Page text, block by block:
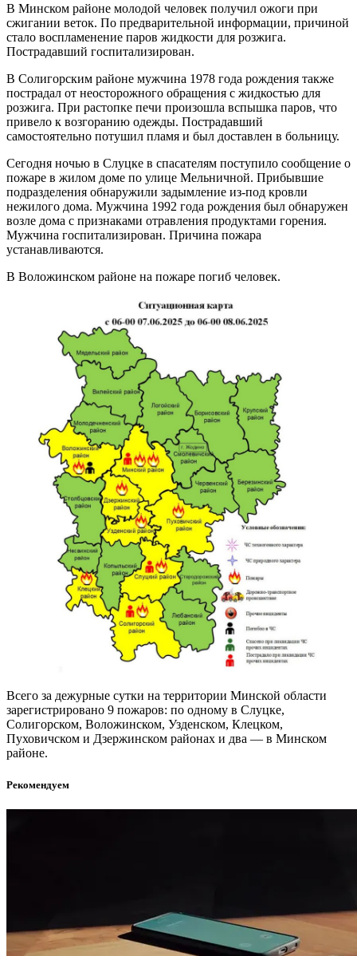
В Минском районе молодой человек получил ожоги при
сжигании веток. По предварительной информации, причиной
стало воспламенение паров жидкости для розжига.
Пострадавший госпитализирован.
В Солигорским районе мужчина 1978 года рождения также
пострадал от неосторожного обращения с жидкостью для
розжига. При растопке печи произошла вспышка паров, что
привело к возгоранию одежды. Пострадавший
самостоятельно потушил пламя и был доставлен в больницу.
Сегодня ночью в Слуцке в спасателям поступило сообщение о
пожаре в жилом доме по улице Мельничной. Прибывшие
подразделения обнаружили задымление из-под кровли
нежилого дома. Мужчина 1992 года рождения был обнаружен
возле дома с признаками отравления продуктами горения.
Мужчина госпитализирован. Причина пожара
устанавливаются.
В Воложинском районе на пожаре погиб человек.
Всего за дежурные сутки на территории Минской области
зарегистрировано 9 пожаров: по одному в Слуцке,
Солигорском, Воложинском, Узденском, Клецком,
Пуховичском и Дзержинском районах и два — в Минском
районе.
Рекомендуем